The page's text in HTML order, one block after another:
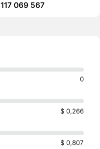
117 069 567
0
$ 0,266
$ 0,807